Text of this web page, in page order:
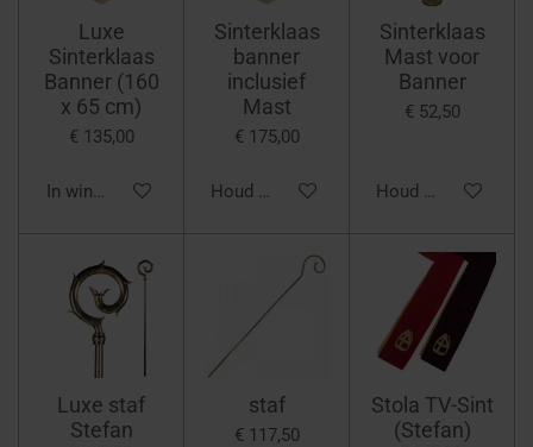
Luxe
Sinterklaas
Banner (160
x 65 cm)
€ 135,00
In winkelwagen
Sinterklaas
banner
inclusief
Mast
€ 175,00
Houd mij op de hoogte
Sinterklaas
Mast voor
Banner
€ 52,50
Houd mij op de
Luxe staf
Stefan
staf
€ 117,50
Stola TV-Sint
(Stefan)